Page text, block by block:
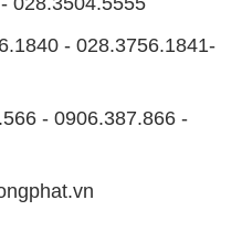
- 028.3756.1841-
- 0906.387.866 -